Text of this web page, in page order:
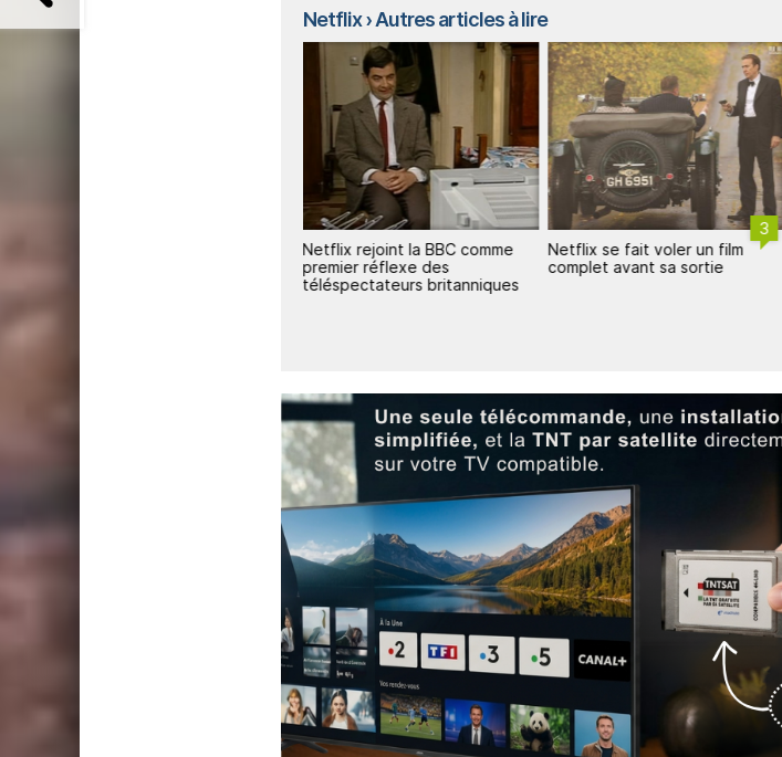
Netflix› Autres articles à lire
Netflix rejoint la BBC comme
premier réflexe des
téléspectateurs britanniques
3
Netflix se fait voler un film
complet avant sa sortie